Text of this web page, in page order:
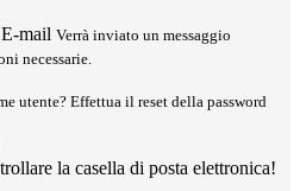
E-mail Verrà inviato un messaggio
necessarie.
utente? Effettua il reset della password
la casella di posta elettronica!